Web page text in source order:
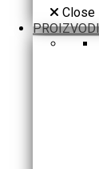
Close
PROIZVODI